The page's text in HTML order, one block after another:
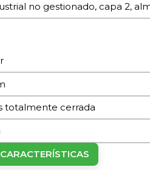
no gestionado, capa 2,
totalmente cerrada